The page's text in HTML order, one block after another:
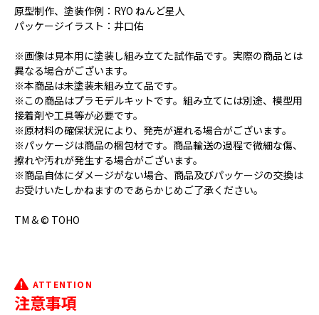
原型制作、塗装作例：RYO ねんど星人
パッケージイラスト：井口佑
※画像は見本用に塗装し組み立てた試作品です。実際の商品とは
異なる場合がございます。
※本商品は未塗装未組み立て品です。
※この商品はプラモデルキットです。組み立てには別途、模型用
接着剤や工具等が必要です。
※原材料の確保状況により、発売が遅れる場合がございます。
※パッケージは商品の梱包材です。商品輸送の過程で微細な傷、
擦れや汚れが発生する場合がございます。
※商品自体にダメージがない場合、商品及びパッケージの交換は
お受けいたしかねますのであらかじめご了承ください。
TM & © TOHO
ATTENTION
注意事項